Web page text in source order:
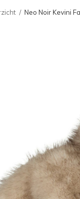
Neo Noir Kevini